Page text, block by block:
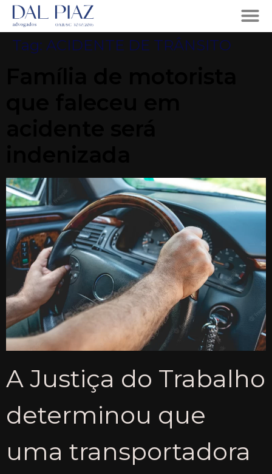
Tag: ACIDENTE DE TRÂNSITO
A Justiça do Trabalho
determinou que
uma transportadora